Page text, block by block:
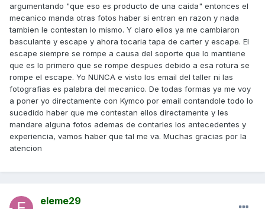
argumentando "que eso es producto de una caida" entonces el
mecanico manda otras fotos haber si entran en razon y nada
tambien le contestan lo mismo. Y claro ellos ya me cambiaron
basculante y escape y ahora tocaria tapa de carter y escape. El
escape siempre se rompe a causa del soporte que lo mantiene
que es lo primero que se rompe despues debido a esa rotura se
rompe el escape. Yo NUNCA e visto los email del taller ni las
fotografias es palabra del mecanico. De todas formas ya me voy
a poner yo directamente con Kymco por email contandole todo lo
sucedido haber que me contestan ellos directamente y les
mandare alguna fotos ademas de contarles los antecedentes y
experiencia, vamos haber que tal me va. Muchas gracias por la
atencion
eleme29